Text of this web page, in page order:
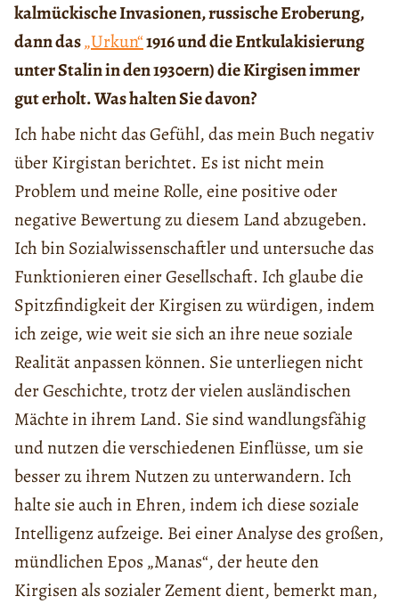
kalmückische Invasionen, russische Eroberung,
dann das„Urkun“1916 und die Entkulakisierung
unter Stalin in den 1930ern) die Kirgisen immer
gut erholt. Was halten Sie davon?
Ich habe nicht das Gefühl, das mein Buch negativ
über Kirgistan berichtet. Es ist nicht mein
Problem und meine Rolle, eine positive oder
negative Bewertung zu diesem Land abzugeben.
Ich bin Sozialwissenschaftler und untersuche das
Funktionieren einer Gesellschaft. Ich glaube die
Spitzfindigkeit der Kirgisen zu würdigen, indem
ich zeige, wie weit sie sich an ihre neue soziale
Realität anpassen können. Sie unterliegen nicht
der Geschichte, trotz der vielen ausländischen
Mächte in ihrem Land. Sie sind wandlungsfähig
und nutzen die verschiedenen Einflüsse, um sie
besser zu ihrem Nutzen zu unterwandern. Ich
halte sie auch in Ehren, indem ich diese soziale
Intelligenz aufzeige. Bei einer Analyse des großen,
mündlichen Epos „Manas“, der heute den
Kirgisen als sozialer Zement dient, bemerkt man,